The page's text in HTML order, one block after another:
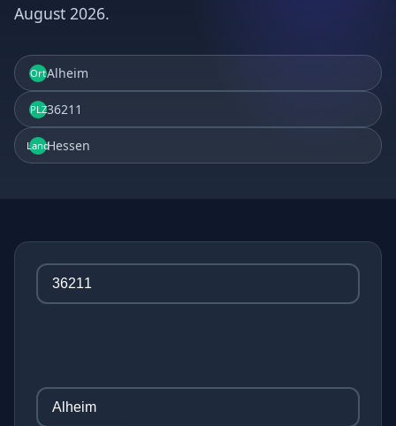
August 2026.
OrtAlheim
PLZ36211
LandHessen